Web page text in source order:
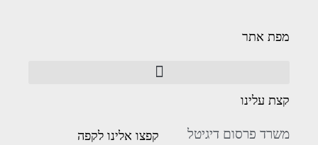
מפת אתר
קצת עלינו
משרד פרסום דיגיטל
קפצו אלינו לקפה